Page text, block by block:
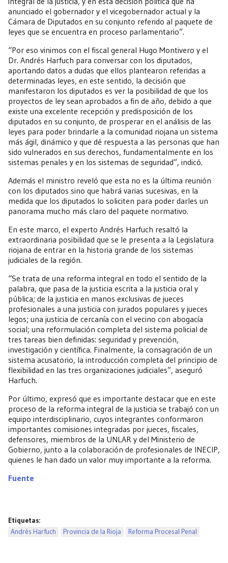
anunciado el gobernador y el vicegobernador actual y la
Cámara de Diputados en su conjunto referido al paquete de
leyes que se encuentra en proceso parlamentario”.
“Por eso vinimos con el fiscal general Hugo Montivero y el
Dr. Andrés Harfuch para conversar con los diputados,
aportando datos a dudas que ellos plantearon referidas a
determinadas leyes, en este sentido, la decisión que
manifestaron los diputados es ver la posibilidad de que los
proyectos de ley sean aprobados a fin de año, debido a que
existe una excelente recepción y predisposición de los
diputados en su conjunto, de prosperar en el análisis de las
leyes para poder brindarle a la comunidad riojana un sistema
más ágil, dinámico y que dé respuesta a las personas que han
sido vulnerados en sus derechos, fundamentalmente en los
sistemas penales y en los sistemas de seguridad”, indicó.
Además el ministro reveló que esta no es la última reunión
con los diputados sino que habrá varias sucesivas, en la
medida que los diputados lo soliciten para poder darles un
panorama mucho más claro del paquete normativo.
En este marco, el experto Andrés Harfuch resaltó la
extraordinaria posibilidad que se le presenta a la Legislatura
riojana de entrar en la historia grande de los sistemas
judiciales de la región.
“Se trata de una reforma integral en todo el sentido de la
palabra, que pasa de la justicia escrita a la justicia oral y
pública; de la justicia en manos exclusivas de jueces
profesionales a una justicia con jurados populares y jueces
legos; una justicia de cercanía con el vecino con abogacía
social; una reformulación completa del sistema policial de
tres tareas bien definidas: seguridad y prevención,
investigación y científica. Finalmente, la consagración de un
sistema acusatorio, la introducción completa del principio de
flexibilidad en las tres organizaciones judiciales”, aseguró
Harfuch.
Por último, expresó que es importante destacar que en este
proceso de la reforma integral de la justicia se trabajó con un
equipo interdisciplinario, cuyos integrantes conformaron
importantes comisiones integradas por jueces, fiscales,
defensores, miembros de la UNLAR y del Ministerio de
Gobierno, junto a la colaboración de profesionales de INECIP,
quienes le han dado un valor muy importante a la reforma.
Fuente
Etiquetas:
Andrés Harfuch
Provincia de la Rioja Reforma Procesal Penal